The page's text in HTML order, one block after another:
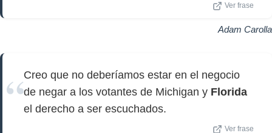
Ver frase
Adam Carolla
Creo que no deberíamos estar en el negocio
de negar a los votantes de Michigan y Florida
el derecho a ser escuchados.
Ver frase